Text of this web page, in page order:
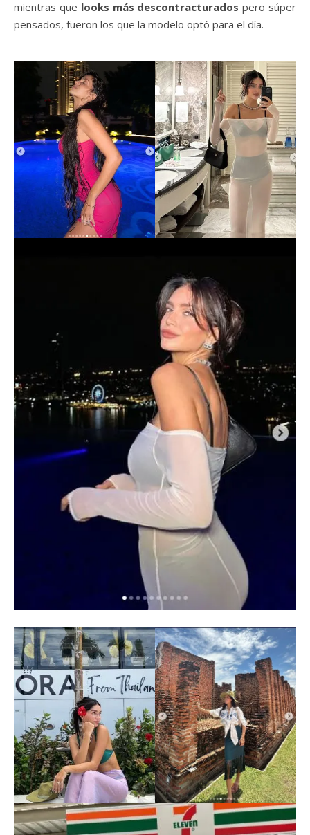
mientras que looks más descontracturados pero súper
pensados, fueron los que la modelo optó para el día.